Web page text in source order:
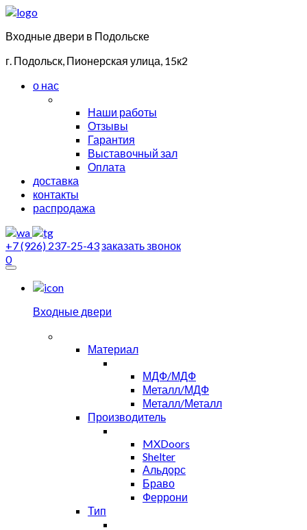
Входные двери в Подольске
г. Подольск, Пионерская улица, 15к2
о нас
Наши работы
Отзывы
Гарантия
Выставочный зал
Оплата
доставка
контакты
распродажа
+7 (926) 237-25-43заказать звонок
0
Входные двери
Материал
МДФ/МДФ
Металл/МДФ
Металл/Металл
Производитель
MXDoors
Shelter
Альдорс
Браво
Феррони
Тип